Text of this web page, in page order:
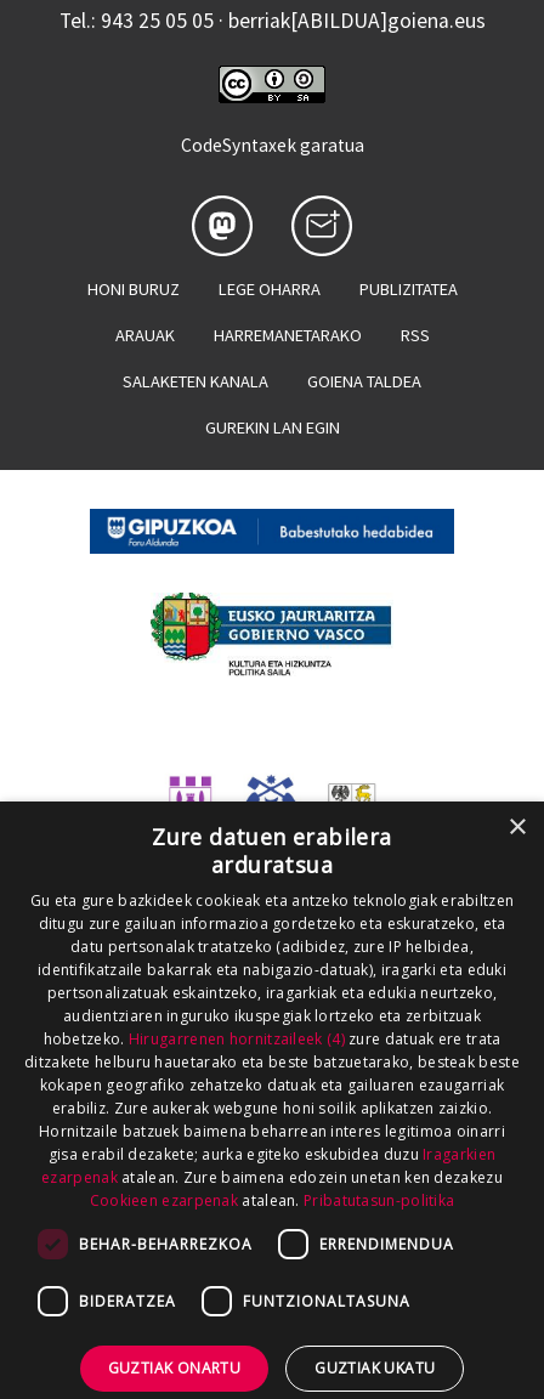
Tel.: 943 25 05 05 · berriak[ABILDUA]goiena.eus
CodeSyntaxek garatua
HONI BURUZ LEGE OHARRA PUBLIZITATEA
ARAUAK HARREMANETARAKO RSS
SALAKETEN KANALA GOIENA TALDEA
GUREKIN LAN EGIN
×
Zure datuen erabilera
arduratsua
Gu eta gure bazkideek cookieak eta antzeko teknologiak erabiltzen
ditugu zure gailuan informazioa gordetzeko eta eskuratzeko, eta
datu pertsonalak tratatzeko (adibidez, zure IP helbidea,
identifikatzaile bakarrak eta nabigazio-datuak), iragarki eta eduki
pertsonalizatuak eskaintzeko, iragarkiak eta edukia neurtzeko,
audientziaren inguruko ikuspegiak lortzeko eta zerbitzuak
hobetzeko. Hirugarrenen hornitzaileek (4)zure datuak ere trata
ditzakete helburu hauetarako eta beste batzuetarako, besteak beste
kokapen geografiko zehatzeko datuak eta gailuaren ezaugarriak
erabiliz. Zure aukerak webgune honi soilik aplikatzen zaizkio.
Hornitzaile batzuek baimena beharrean interes legitimoa oinarri
gisa erabil dezakete; aurka egiteko eskubidea duzu Iragarkien
ezarpenakatalean. Zure baimena edozein unetan ken dezakezu
Cookieen ezarpenak atalean. Pribatutasun-politika
BEHAR-BEHARREZKOA ERRENDIMENDUA
BIDERATZEA FUNTZIONALTASUNA
GUZTIAK ONARTU GUZTIAK UKATU